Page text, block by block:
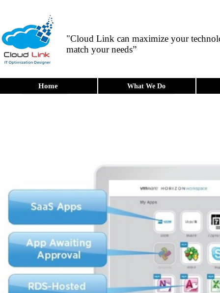
"Cloud Link can maximize your
match your needs”
Home What We Do